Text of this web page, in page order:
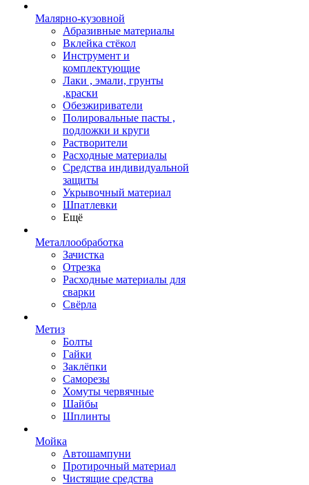
Малярно-кузовной
Абразивные материалы
Вклейка стёкол
Инструмент и
комплектующие
Лаки , эмали, грунты
,краски
Обезжириватели
Полировальные пасты ,
подложки и круги
Растворители
Расходные материалы
Средства индивидуальной
защиты
Укрывочный материал
Шпатлевки
Ещё
Металлообработка
Зачистка
Отрезка
Расходные материалы для
сварки
Свёрла
Метиз
Болты
Гайки
Заклёпки
Саморезы
Хомуты червячные
Шайбы
Шплинты
Мойка
Автошампуни
Протирочный материал
Чистящие средства